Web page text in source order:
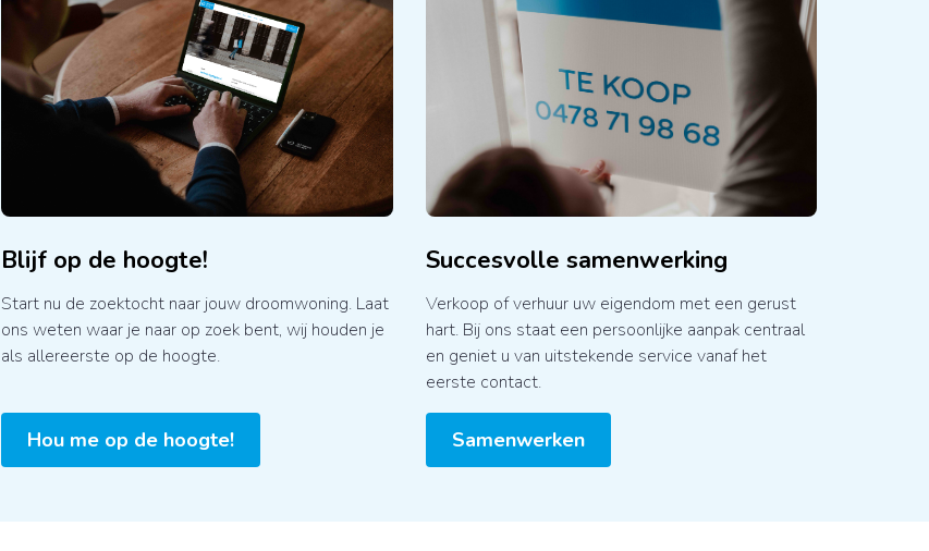
Blijf op de hoogte!
Start nu de zoektocht naar jouw droomwoning. Laat
ons weten waar je naar op zoek bent, wij houden je
als allereerste op de hoogte.
Hou me op de hoogte!
Succesvolle samenwerking
Verkoop of verhuur uw eigendom met een gerust
hart. Bij ons staat een persoonlijke aanpak centraal
en geniet u van uitstekende service vanaf het
eerste contact.
Samenwerken